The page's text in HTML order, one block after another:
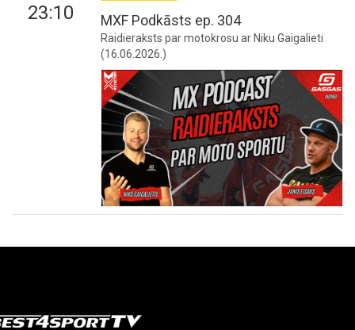
23:10 MXF Podkāsts ep. 304
Raidieraksts par motokrosu ar Niku Gaigalieti
(16.06.2026.)